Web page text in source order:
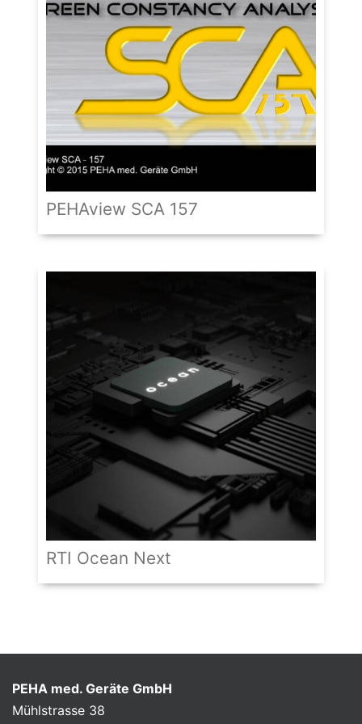
PEHAview SCA 157
RTI Ocean Next
PEHA med. Geräte GmbH
Mühlstrasse 38